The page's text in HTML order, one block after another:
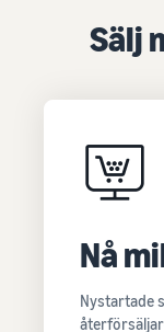
Sälj
Nå
Nystartade